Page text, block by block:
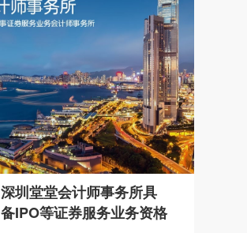
深圳堂堂会计师事务所具
备IPO等证券服务业务资格